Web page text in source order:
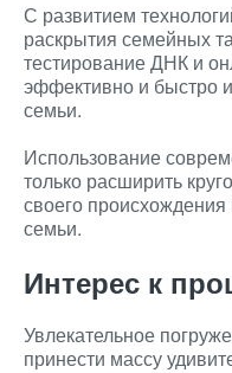
С развитием
раскрытия семейных
тестирование ДНК и
эффективно и быстро
семьи.
Использование
только расширить
своего
семьи.
Интерес к
Увлекательное
принести массу